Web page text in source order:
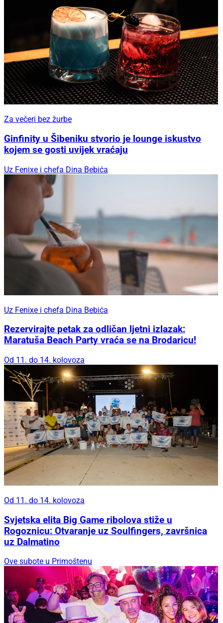
Za večeri bez žurbe
Ginfinity u Šibeniku stvorio je lounge iskustvo
kojem se gosti uvijek vraćaju
Uz Fenixe i chefa Dina Bebića
Uz Fenixe i chefa Dina Bebića
Rezervirajte petak za odličan ljetni izlazak:
Maratuša Beach Party vraća se na Brodaricu!
Od 11. do 14. kolovoza
Od 11. do 14. kolovoza
Svjetska elita Big Game ribolova stiže u
Rogoznicu: Otvaranje uz Soulfingers, završnica
uz Dalmatino
Ove subote u Primoštenu